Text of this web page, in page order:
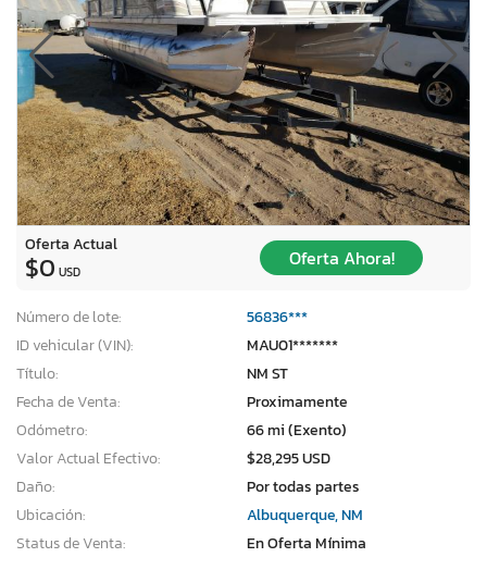
Oferta Actual
$0 USD
Oferta Ahora!
Número de lote:
56836***
ID vehicular (VIN):
MAU01*******
Título:
NM ST
Fecha de Venta:
Proximamente
Odómetro:
66 mi (Exento)
Valor Actual Efectivo:
$28,295 USD
Daño:
Por todas partes
Ubicación:
Albuquerque, NM
Status de Venta:
En Oferta Mínima